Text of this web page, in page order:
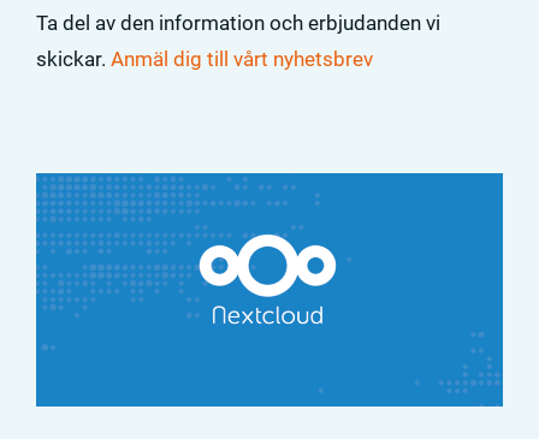
Ta del av den information och erbjudanden vi
skickar. Anmäl dig till vårt nyhetsbrev